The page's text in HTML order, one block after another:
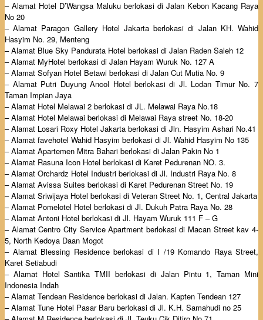
– Alamat Hotel D’Wangsa Maluku berlokasi di Jalan Kebon Kacang Raya
No 20
– Alamat Paragon Gallery Hotel Jakarta berlokasi di Jalan KH. Wahid
Hasyim No. 29, Menteng
– Alamat Blue Sky Pandurata Hotel berlokasi di Jalan Raden Saleh 12
– Alamat MyHotel berlokasi di Jalan Hayam Wuruk No. 127 A
– Alamat Sofyan Hotel Betawi berlokasi di Jalan Cut Mutia No. 9
– Alamat Putri Duyung Ancol Hotel berlokasi di Jl. Lodan Timur No. 7
Taman Impian Jaya
– Alamat Hotel Melawai 2 berlokasi di JL. Melawai Raya No.18
– Alamat Hotel Melawai berlokasi di Melawai Raya street No. 18-20
– Alamat Losari Roxy Hotel Jakarta berlokasi di Jln. Hasyim Ashari No.41
– Alamat favehotel Wahid Hasyim berlokasi di Jl. Wahid Hasyim No 135
– Alamat Apartemen Mitra Bahari berlokasi di Jalan Pakin No 1
– Alamat Rasuna Icon Hotel berlokasi di Karet Pedurenan NO. 3.
– Alamat Orchardz Hotel Industri berlokasi di Jl. Industri Raya No. 8
– Alamat Avissa Suites berlokasi di Karet Pedurenan Street No. 19
– Alamat Sriwijaya Hotel berlokasi di Veteran Street No. 1, Central Jakarta
– Alamat Pomelotel Hotel berlokasi di Jl. Dukuh Patra Raya No. 28
– Alamat Antoni Hotel berlokasi di Jl. Hayam Wuruk 111 F – G
– Alamat Centro City Service Apartment berlokasi di Macan Street kav 4-
5, North Kedoya Daan Mogot
– Alamat Blessing Residence berlokasi di I /19 Komando Raya Street,
Karet Setiabudi
– Alamat Hotel Santika TMII berlokasi di Jalan Pintu 1, Taman Mini
Indonesia Indah
– Alamat Tendean Residence berlokasi di Jalan. Kapten Tendean 127
– Alamat Tune Hotel Pasar Baru berlokasi di Jl. K.H. Samahudi no 25